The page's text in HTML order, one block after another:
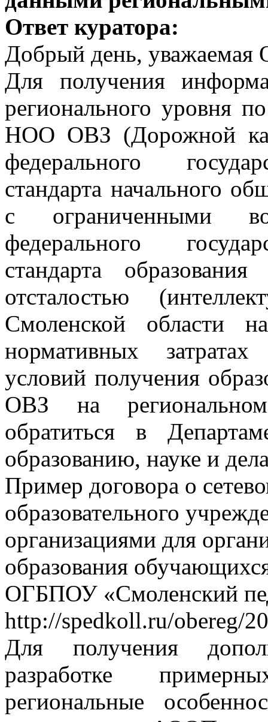
Ответ куратора:
Добрый день, уважаемая
Для получения
регионального уровня
НОО ОВЗ (Дорожной
федерального
стандарта начального
с ограниченными
федерального
стандарта
отсталостью
Смоленской области
нормативных
условий получения
ОВЗ на
обратиться в
образованию, науке и
Пример договора о
образовательного
организациями для
образования
ОГБПОУ «Смоленский
http://spedkoll.ru/obereg/
Для получения
разработке
региональные